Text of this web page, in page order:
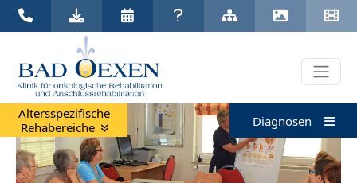
Klinik Bad Oexen | 05731 537 0 |klinik@badoexen.de
Altersspezifische
Rehabereiche
Diagnosen